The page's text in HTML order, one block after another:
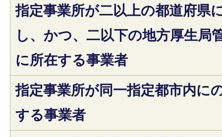
指定事業所が二以上の都道府県
し、かつ、二以下の地方厚生局
に所在する事業者
指定事業所が同一指定都市内に
する事業者